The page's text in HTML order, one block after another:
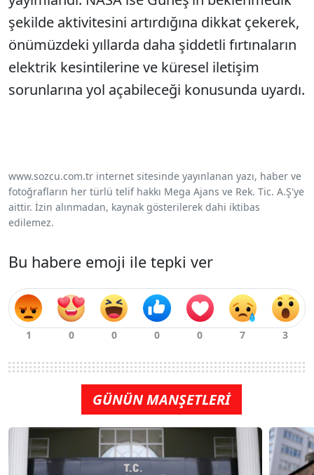
şekilde aktivitesini artırdığına dikkat çekerek,
önümüzdeki yıllarda daha şiddetli fırtınaların
elektrik kesintilerine ve küresel iletişim
sorunlarına yol açabileceği konusunda uyardı.
www.sozcu.com.tr internet sitesinde yayınlanan yazı, haber ve
fotoğrafların her türlü telif hakkı Mega Ajans ve Rek. Tic. A.Ş'ye
aittir. İzin alınmadan, kaynak gösterilerek dahi iktibas
edilemez.
Bu habere emoji ile tepki ver
GÜNÜN MANŞETLERİ